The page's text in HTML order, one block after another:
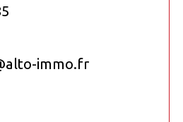
immo.fr